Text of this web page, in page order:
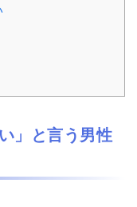
」と言う男性